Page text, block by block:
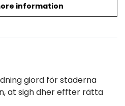
information
giord för städerna
at sigh dher effter rätta